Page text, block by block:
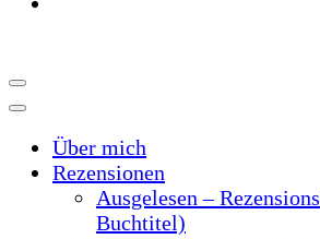
~Schreibtrieb~
Über mich
Rezensionen
Ausgelesen –
Buchtitel)